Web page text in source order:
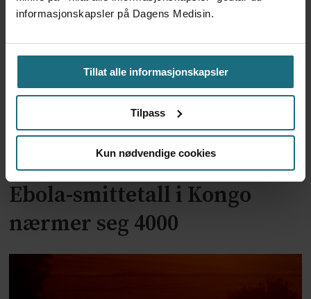
informasjonskapsler på Dagens Medisin.
Tillat alle informasjonskapsler
Tilpass
Kun nødvendige cookies
kampen mot ebola
Ebola-smittetall i Kongo
nærmer seg 4000